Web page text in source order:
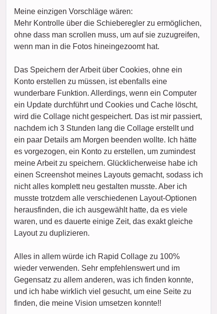
Meine einzigen Vorschläge wären:
Mehr Kontrolle über die Schieberegler zu ermöglichen,
ohne dass man scrollen muss, um auf sie zuzugreifen,
wenn man in die Fotos hineingezoomt hat.
Das Speichern der Arbeit über Cookies, ohne ein
Konto erstellen zu müssen, ist ebenfalls eine
wunderbare Funktion. Allerdings, wenn ein Computer
ein Update durchführt und Cookies und Cache löscht,
wird die Collage nicht gespeichert. Das ist mir passiert,
nachdem ich 3 Stunden lang die Collage erstellt und
ein paar Details am Morgen beenden wollte. Ich hätte
es vorgezogen, ein Konto zu erstellen, um zumindest
meine Arbeit zu speichern. Glücklicherweise habe ich
einen Screenshot meines Layouts gemacht, sodass ich
nicht alles komplett neu gestalten musste. Aber ich
musste trotzdem alle verschiedenen Layout-Optionen
herausfinden, die ich ausgewählt hatte, da es viele
waren, und es dauerte einige Zeit, das exakt gleiche
Layout zu duplizieren.
Alles in allem würde ich Rapid Collage zu 100%
wieder verwenden. Sehr empfehlenswert und im
Gegensatz zu allem anderen, was ich finden konnte,
und ich habe wirklich viel gesucht, um eine Seite zu
finden, die meine Vision umsetzen konnte!!